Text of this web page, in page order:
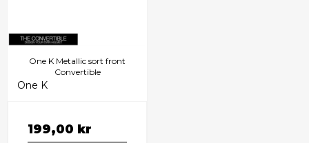
One K Metallic sort front
Convertible
One K
199,00 kr